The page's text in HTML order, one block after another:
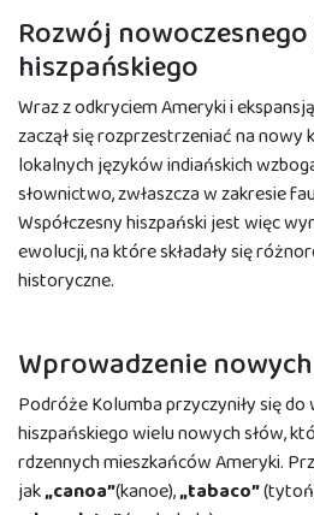
Rozwój
hiszpańskiego
Wraz z odkryciem Ameryki i
zaczął się rozprzestrzeniać na nowy
lokalnych języków indiańskich
słownictwo, zwłaszcza w zakresie
Współczesny hiszpański jest więc
ewolucji, na które składały się
historyczne.
Wprowadzenie
Podróże Kolumba przyczyniły się
hiszpańskiego wielu nowych słów,
rdzennych mieszkańców Ameryki.
jak„canoa”(kanoe),„tabaco”